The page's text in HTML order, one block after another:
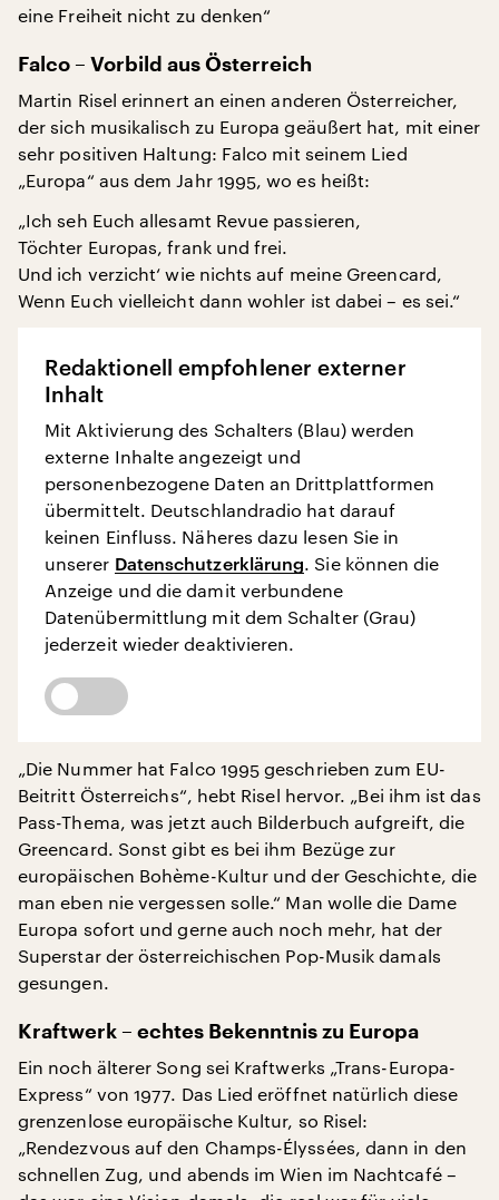
eine Freiheit nicht zu denken“
Falco – Vorbild aus Österreich
Martin Risel erinnert an einen anderen Österreicher,
der sich musikalisch zu Europa geäußert hat, mit einer
sehr positiven Haltung: Falco mit seinem Lied
„Europa“ aus dem Jahr 1995, wo es heißt:
„Ich seh Euch allesamt Revue passieren,
Töchter Europas, frank und frei.
Und ich verzicht‘ wie nichts auf meine Greencard,
Wenn Euch vielleicht dann wohler ist dabei – es sei.“
Redaktionell empfohlener externer
Inhalt
Mit Aktivierung des Schalters (Blau) werden
externe Inhalte angezeigt und
personenbezogene Daten an Drittplattformen
übermittelt. Deutschlandradio hat darauf
keinen Einfluss. Näheres dazu lesen Sie in
unserer Datenschutzerklärung. Sie können die
Anzeige und die damit verbundene
Datenübermittlung mit dem Schalter (Grau)
jederzeit wieder deaktivieren.
„Die Nummer hat Falco 1995 geschrieben zum EU-
Beitritt Österreichs“, hebt Risel hervor. „Bei ihm ist das
Pass-Thema, was jetzt auch Bilderbuch aufgreift, die
Greencard. Sonst gibt es bei ihm Bezüge zur
europäischen Bohème-Kultur und der Geschichte, die
man eben nie vergessen solle.“ Man wolle die Dame
Europa sofort und gerne auch noch mehr, hat der
Superstar der österreichischen Pop-Musik damals
gesungen.
Kraftwerk – echtes Bekenntnis zu Europa
Ein noch älterer Song sei Kraftwerks „Trans-Europa-
Express“ von 1977. Das Lied eröffnet natürlich diese
grenzenlose europäische Kultur, so Risel:
„Rendezvous auf den Champs-Élyssées, dann in den
schnellen Zug, und abends im Wien im Nachtcafé –